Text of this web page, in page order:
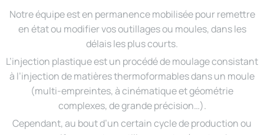
Notre équipe est en permanence mobilisée pour remettre
en état ou modifier vos outillages ou moules, dans les
délais les plus courts.
L’injection plastique est un procédé de moulage consistant
à l’injection de matières thermoformables dans un moule
(multi-empreintes, à cinématique et géométrie
complexes, de grande précision…).
Cependant, au bout d’un certain cycle de production ou